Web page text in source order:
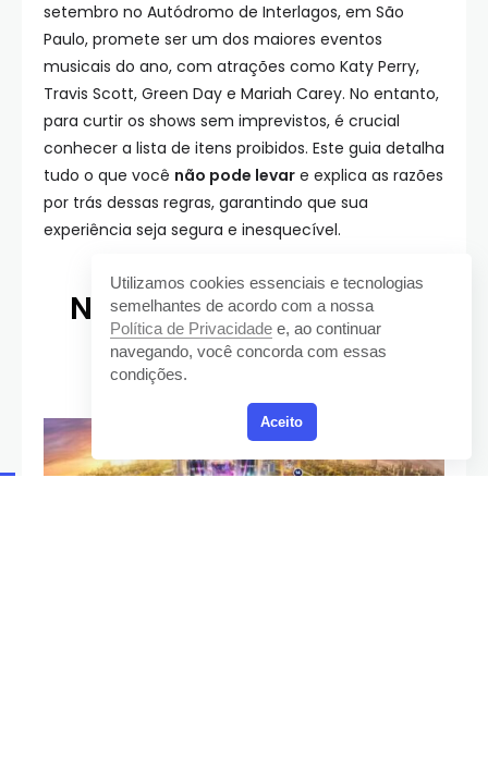
setembro no Autódromo de Interlagos, em São
Paulo, promete ser um dos maiores eventos
musicais do ano, com atrações como Katy Perry,
Travis Scott, Green Day e Mariah Carey. No entanto,
para curtir os shows sem imprevistos, é crucial
conhecer a lista de itens proibidos. Este guia detalha
tudo o que você não pode levar e explica as razões
por trás dessas regras, garantindo que sua
experiência seja segura e inesquecível.
Não pode levar ao The
Town 2025?
Utilizamos cookies essenciais e tecnologias
semelhantes de acordo com a nossa
Política de Privacidade e, ao continuar
navegando, você concorda com essas
condições.
Aceito